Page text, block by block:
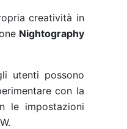
creatività in
Nightography
utenti possono
con la
le impostazioni